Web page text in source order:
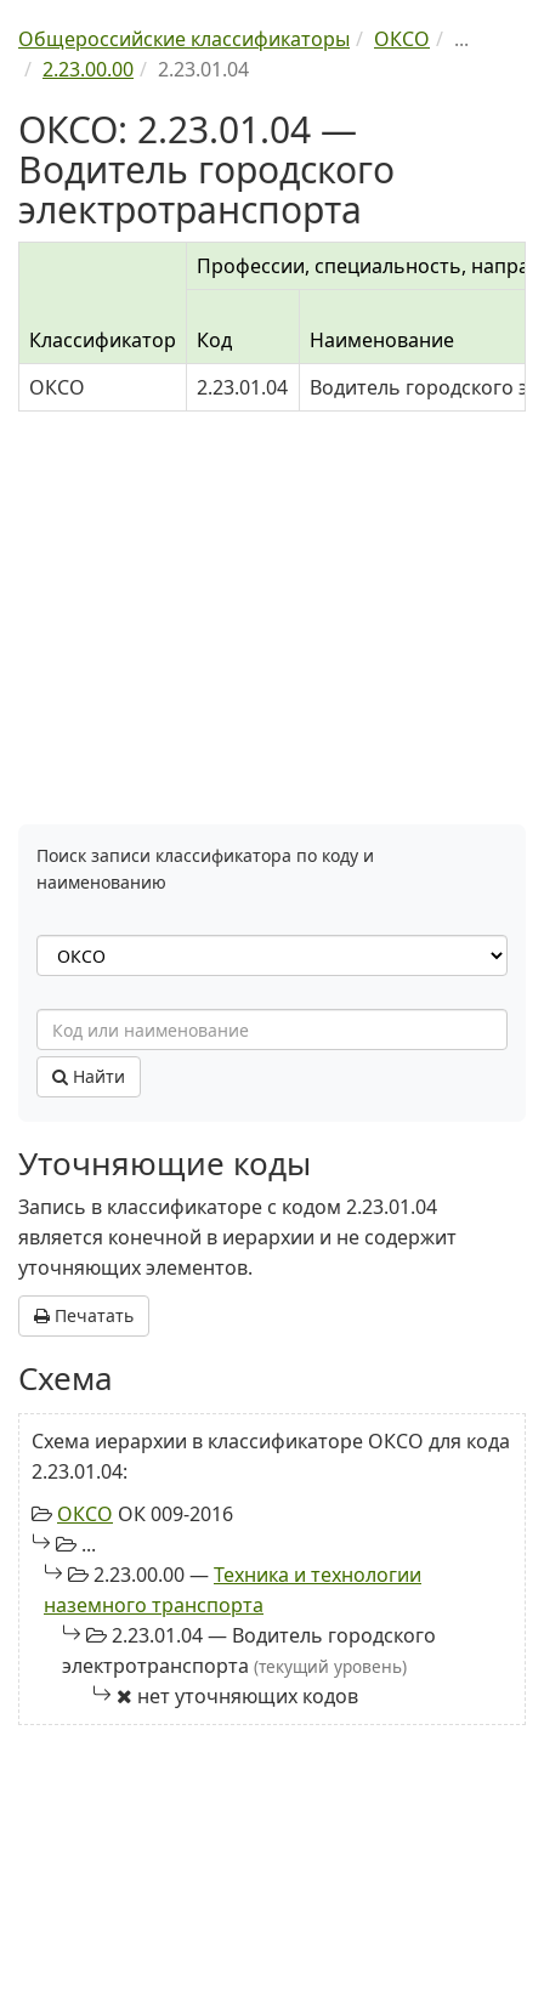
Общероссийские классификаторы ОКСО
...
2.23.00.00
2.23.01.04
ОКСО: 2.23.01.04 —
Водитель городского
электротранспорта
Классификатор
Профессии, специальность,
Код
Наименование
ОКСО
2.23.01.04 Водитель городского
Поиск записи классификатора по коду и
наименованию
Найти
Уточняющие коды
Запись в классификаторе с кодом 2.23.01.04
является конечной в иерархии и не содержит
уточняющих элементов.
Печатать
Схема
Схема иерархии в классификаторе ОКСО для кода
2.23.01.04:
ОКСО ОК 009-2016
...
2.23.00.00 —Техника и технологии
наземного транспорта
2.23.01.04 — Водитель городского
электротранспорта (текущий уровень)
нет уточняющих кодов